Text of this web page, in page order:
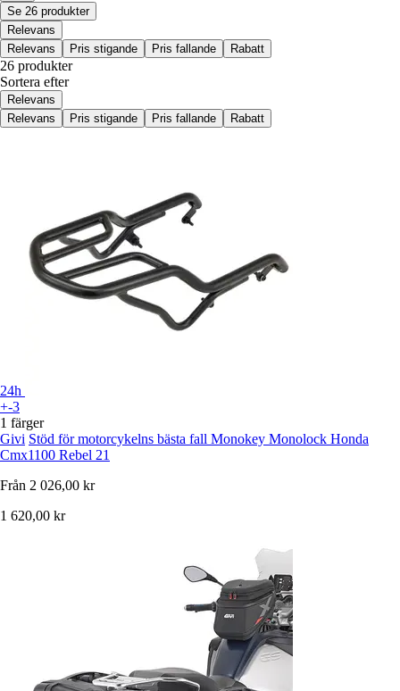
Se 26 produkter
Relevans
Relevans
Pris stigande Pris fallande Rabatt
26 produkter
Sortera efter
Relevans
Relevans
Pris stigande Pris fallande Rabatt
24h
+-3
1 färger
Givi Stöd för motorcykelns bästa fall Monokey Monolock Honda
Cmx1100 Rebel 21
Från 2 026,00 kr
1 620,00 kr